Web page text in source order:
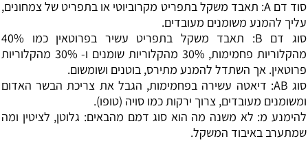
סוד דם A: תאבד משקל בתפריט מקרוביוטי או בתפריט של צמחונים,
עליך להמנע משומנים מעובדים.
סוג דם B: תאבד משקל בתפריט עשיר בפרוטאין כמו 40%
מהקלוריות פחמימות, 30% מהקלוריות שומנים ו- 30% מהקלוריות
פרוטאין. אך השתדל להמנע מתירס, בוטנים ושומשום.
סוג AB: דיאטה עשירה בפחמימות, הגבל את צריכת הבשר האדום
ומשומנים מעובדים, צרוך ירקות כמו סויה (טופו).
להימנע מ: לא משנה מה הוא סוג דמם מהבאים: גלוטן, לציטין ומה
שמתערב באיבוד המשקל.